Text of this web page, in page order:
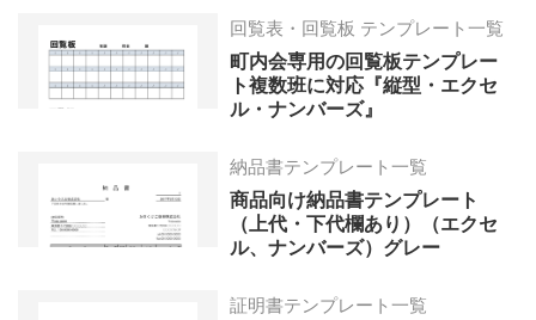
回覧表・回覧板 テンプレート一覧
町内会専用の回覧板テンプレー
ト複数班に対応『縦型・エクセ
ル・ナンバーズ』
納品書テンプレート一覧
商品向け納品書テンプレート
（上代・下代欄あり）（エクセ
ル、ナンバーズ）グレー
証明書テンプレート一覧